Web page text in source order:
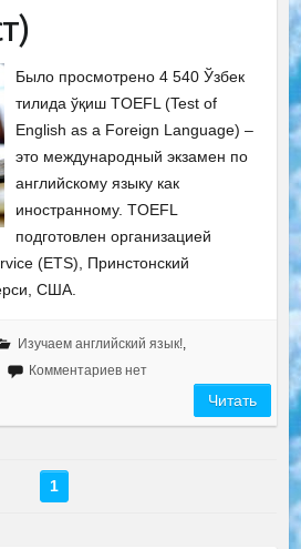
Было просмотрено 4 540 Ўзбек
тилида ўқиш TOEFL (Test of
English as a Foreign Language) –
это международный экзамен по
английскому языку как
иностранному. TOEFL
подготовлен организацией
(ETS), Принстонский
США.
Изучаем английский язык!,
Комментариев нет
Читать
1